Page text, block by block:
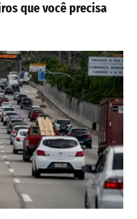
que você precisa